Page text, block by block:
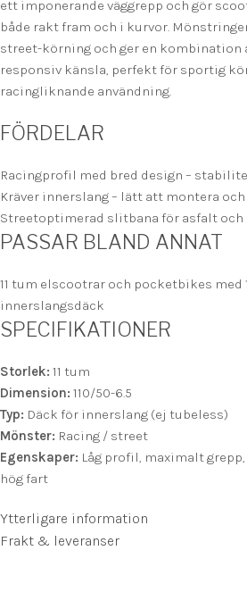
ett imponerande väggrepp och gör
både rakt fram och i kurvor.
street-körning och ger en kombination
responsiv känsla, perfekt för sportig
racingliknande användning.
FÖRDELAR
Racingprofil med bred design –
Kräver innerslang – lätt att montera
Streetoptimerad slitbana för asfalt
PASSAR BLAND ANNAT
11 tum elscootrar och pocketbikes med
innerslangsdäck
SPECIFIKATIONER
Storlek: 11 tum
Dimension: 110/50-6.5
Typ: Däck för innerslang (ej tubeless)
Mönster: Racing / street
Egenskaper: Låg profil, maximalt
hög fart
Ytterligare information
Frakt & leveranser